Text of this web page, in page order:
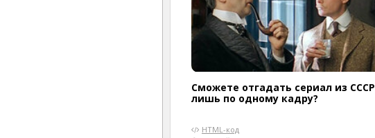
Сможете отгадать сериал из СССР
лишь по одному кадру?
HTML-код